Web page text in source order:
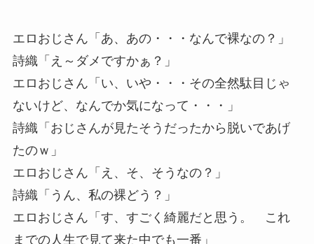
エロおじさん「あ、あの・・・なんで裸なの？」
詩織「え～ダメですかぁ？」
エロおじさん「い、いや・・・その全然駄目じゃ
ないけど、なんでか気になって・・・」
詩織「おじさんが見たそうだったから脱いであげ
たのｗ」
エロおじさん「え、そ、そうなの？」
詩織「うん、私の裸どう？」
エロおじさん「す、すごく綺麗だと思う。 これ
までの人生で見て来た中でも一番」